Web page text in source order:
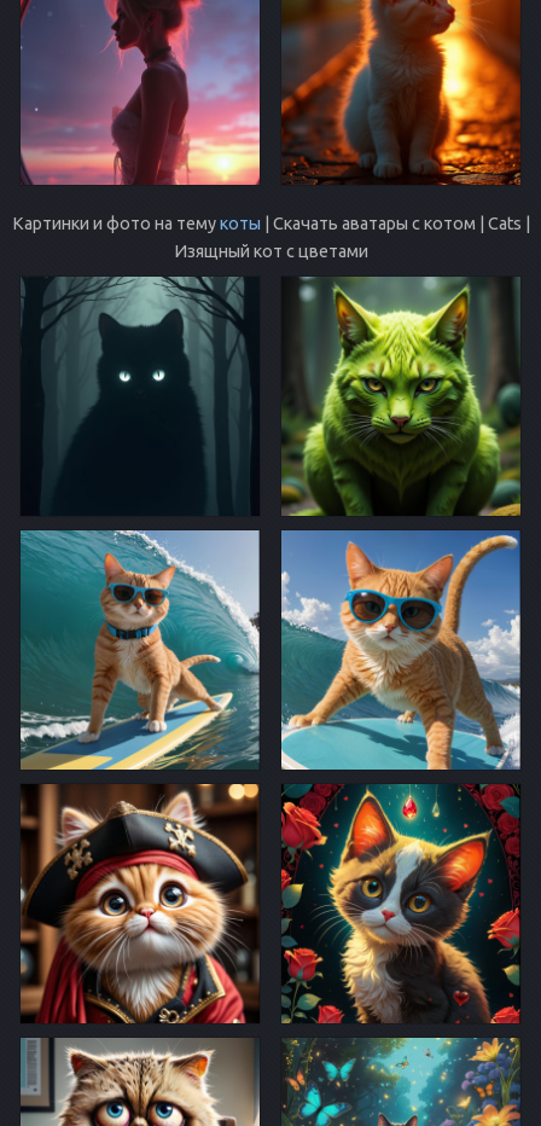
Картинки и фото на темукоты | Скачать аватары с котом | Cats |
Изящный кот с цветами